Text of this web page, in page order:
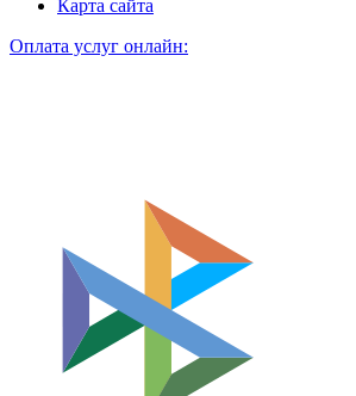
Карта сайта
Оплата услуг онлайн: